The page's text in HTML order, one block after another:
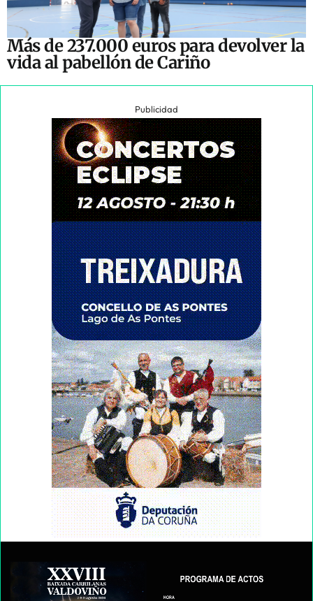
Más de 237.000 euros para devolver la
vida al pabellón de Cariño
Publicidad